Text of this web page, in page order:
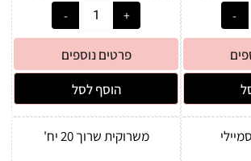
פרטים נוספים
הוסף לסל
משרוקית שרוך 20 יח'